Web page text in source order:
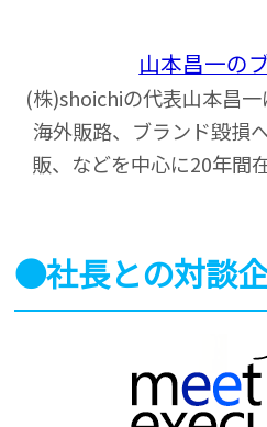
山本昌一の
(株)shoichiの代表山本昌一
海外販路、ブランド毀損
販、などを中心に20年間
●社長との対談